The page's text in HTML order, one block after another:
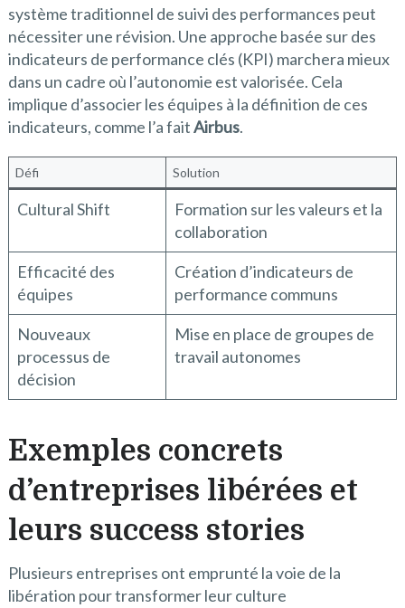
système traditionnel de suivi des performances peut
nécessiter une révision. Une approche basée sur des
indicateurs de performance clés (KPI) marchera mieux
dans un cadre où l’autonomie est valorisée. Cela
implique d’associer les équipes à la définition de ces
indicateurs, comme l’a faitAirbus.
Défi Solution
Cultural Shift
Formation sur les valeurs et la
collaboration
Efficacité des
équipes
Création d’indicateurs de
performance communs
Nouveaux
processus de
décision
Mise en place de groupes de
travail autonomes
Exemples concrets
d’entreprises libérées et
leurs success stories
Plusieurs entreprises ont emprunté la voie de la
libération pour transformer leur culture